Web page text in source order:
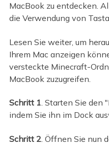
MacBook zu entdecken.
die Verwendung von
Lesen Sie weiter, um
Ihrem Mac anzeigen
versteckte Minecraft-
MacBook zuzugreifen.
Schritt 1. Starten Sie den
indem Sie ihn im Dock
Schritt 2. Öffnen Sie nun